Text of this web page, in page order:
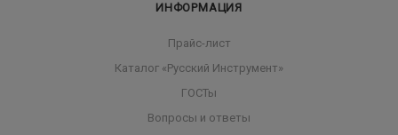
ИНФОРМАЦИЯ
Прайс-лист
Каталог «Русский Инструмент»
ГОСТы
Вопросы и ответы